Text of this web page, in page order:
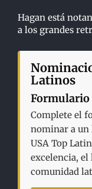
Hagan está
a los grandes
Latinos
Complete el
nominar a un
USA Top
excelencia,
comunidad